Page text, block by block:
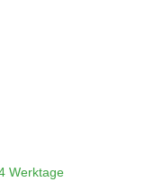
Werktage